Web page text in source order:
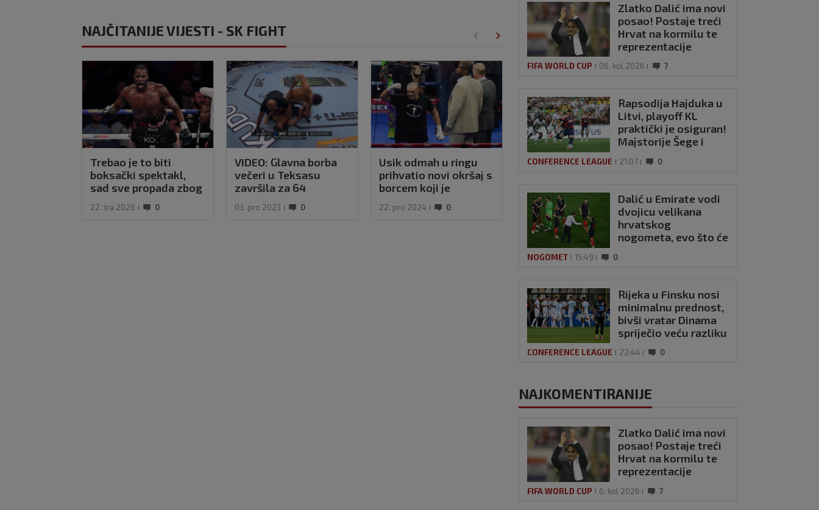
NAJČITANIJE VIJESTI - SK FIGHT
Trebao je to biti
boksački spektakl,
sad sve propada zbog
22. tra 2026 0
VIDEO: Glavna borba
večeri u Teksasu
završila za 64
03. pro 2023 0
Usik odmah u ringu
prihvatio novi okršaj s
borcem koji je
22. pro 2024 0
VIDEO: Nova zvijezda
05. ožu 2023
Zlatko Dalić ima novi
posao! Postaje treći
Hrvat na kormilu te
reprezentacije
FIFA WORLD CUP 06. kol 2026 7
Rapsodija Hajduka u
Litvi, playoff KL
praktički je osiguran!
Majstorije Šege i
CONFERENCE LEAGUE 21:07 0
Dalić u Emirate vodi
dvojicu velikana
hrvatskog
nogometa, evo što će
NOGOMET 15:49 0
Rijeka u Finsku nosi
minimalnu prednost,
bivši vratar Dinama
spriječio veću razliku
CONFERENCE LEAGUE 22:44 0
NAJKOMENTIRANIJE
Zlatko Dalić ima novi
posao! Postaje treći
Hrvat na kormilu te
reprezentacije
FIFA WORLD CUP 6. kol 2026 7